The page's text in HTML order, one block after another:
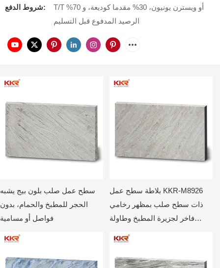
شروط الدفع:
T/T أو ويسترن يونيون، 30% مقدما كوديعة، و 70%
الرصيد المدفوع قبل التسليم
سطح عمل صلب بلون بيج يشبه
الحجر للمطبخ والحمام، بدون
فواصل أو مسامية
بلاطة سطح عمل KKR-M8926
ذات سطح صلب بمظهر رخامي
فاخر لجزيرة المطبخ وطاولة